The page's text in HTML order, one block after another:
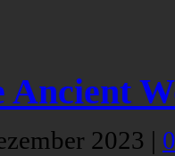
Ancient
2023 |